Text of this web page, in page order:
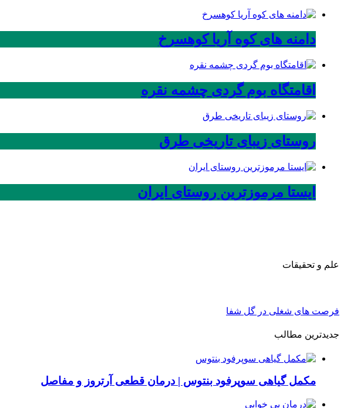
دامنه های کوه آریا کوهسرخ
اقامتگاه بوم گردی چشمه نقره
روستای زیبای تاریخی طرق
ایستا مرموزترین روستای ایران
علم و تحقیقات
فرصت های شغلی در گل شفا
جدیدترین مطالب
مکمل گیاهی سوپرفود بنتوس | درمان قطعی آرتروز و مفاصل